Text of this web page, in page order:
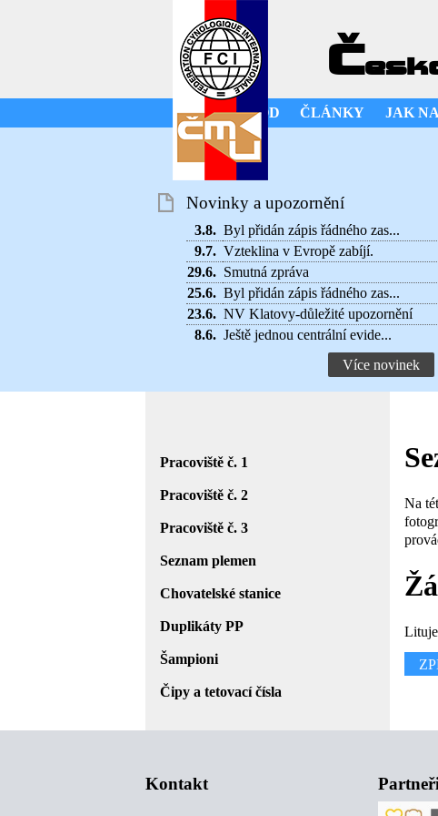
Č
ÚVOD ČLÁNKY JAK
Novinky a upozornění
3.8. Byl přidán zápis řádného zas...
9.7. Vzteklina v Evropě zabíjí.
29.6. Smutná zpráva
25.6. Byl přidán zápis řádného zas...
23.6. NV Klatovy-důležité upozornění
8.6. Ještě jednou centrální evide...
Více novinek
Pracoviště č. 1
Pracoviště č. 2
Pracoviště č. 3
Seznam plemen
Chovatelské stanice
Duplikáty PP
Šampioni
Čipy a tetovací čísla
Na
Kontakt Partneři